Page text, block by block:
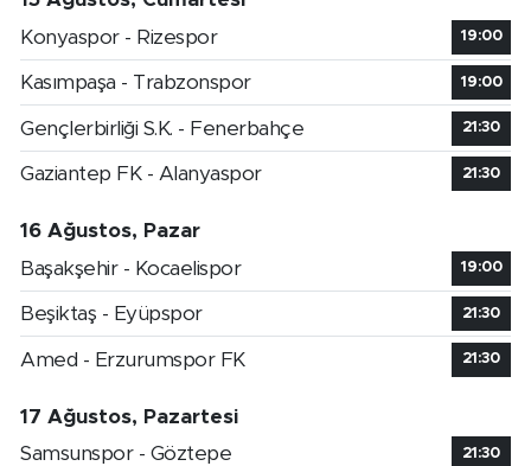
Konyaspor - Rizespor
19:00
Kasımpaşa - Trabzonspor 19:00
Gençlerbirliği S.K. - Fenerbahçe 21:30
Gaziantep FK - Alanyaspor 21:30
16 Ağustos, Pazar
Başakşehir - Kocaelispor
19:00
Beşiktaş - Eyüpspor 21:30
Amed - Erzurumspor FK 21:30
17 Ağustos, Pazartesi
Samsunspor - Göztepe
21:30